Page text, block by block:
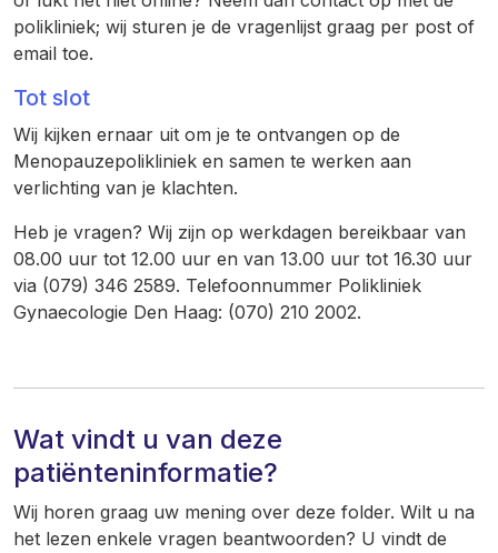
polikliniek; wij sturen je de vragenlijst graag per post of
email toe.
Tot slot
Wij kijken ernaar uit om je te ontvangen op de
Menopauzepolikliniek en samen te werken aan
verlichting van je klachten.
Heb je vragen? Wij zijn op werkdagen bereikbaar van
08.00 uur tot 12.00 uur en van 13.00 uur tot 16.30 uur
via (079) 346 2589. Telefoonnummer Polikliniek
Gynaecologie Den Haag: (070) 210 2002.
Wat vindt u van deze
patiënteninformatie?
Wij horen graag uw mening over deze folder. Wilt u na
het lezen enkele vragen beantwoorden? U vindt de